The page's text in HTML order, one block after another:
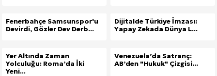
Fenerbahçe Samsunspor'u
Devirdi, Gözler Dev Derb...
Dijitalde Türkiye İmzası:
Yapay Zekada Dünya L...
Yer Altında Zaman
Yolculuğu: Roma’da İki
Yeni...
Venezuela’da Satranç:
AB’den "Hukuk" Çizgisi...